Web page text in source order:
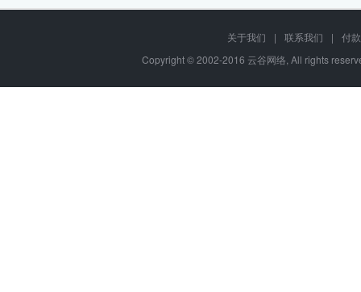
关于我们 | 联系我们 |
付
Copyright © 2002-2016 云谷网络, All rights